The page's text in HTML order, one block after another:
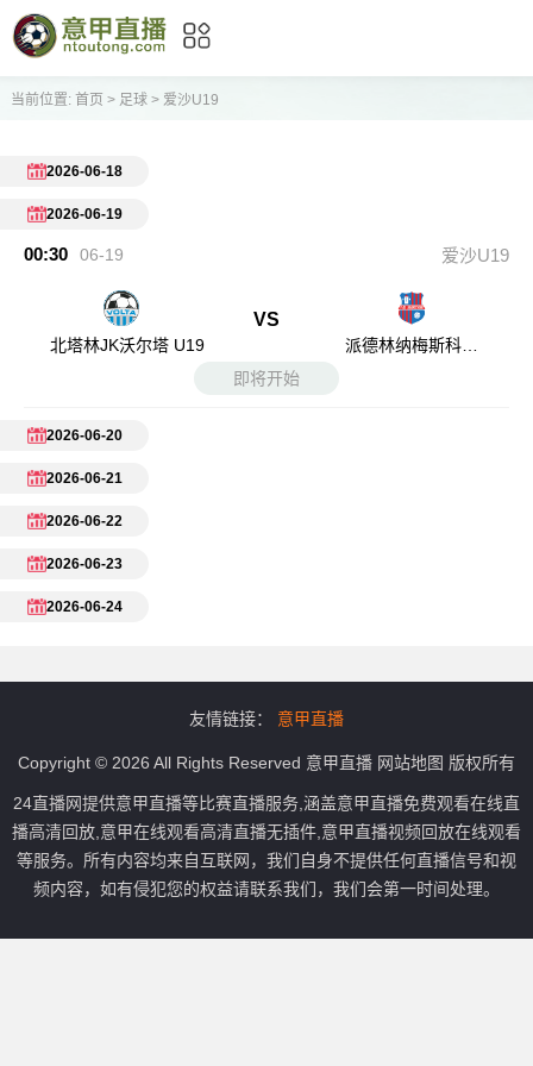
当前位置: 首页 > 足球> 爱沙U19
2026-06-18
2026-06-19
00:30 06-19 爱沙U19
北塔林JK沃尔塔 U19
VS
派德林纳梅斯科德
即将开始
2026-06-20
2026-06-21
2026-06-22
2026-06-23
2026-06-24
友情链接： 意甲直播
Copyright © 2026 All Rights Reserved 意甲直播 网站地图 版权所有
24直播网提供意甲直播等比赛直播服务,涵盖意甲直播免费观看在线直
播高清回放,意甲在线观看高清直播无插件,意甲直播视频回放在线观看
等服务。所有内容均来自互联网，我们自身不提供任何直播信号和视
频内容，如有侵犯您的权益请联系我们，我们会第一时间处理。